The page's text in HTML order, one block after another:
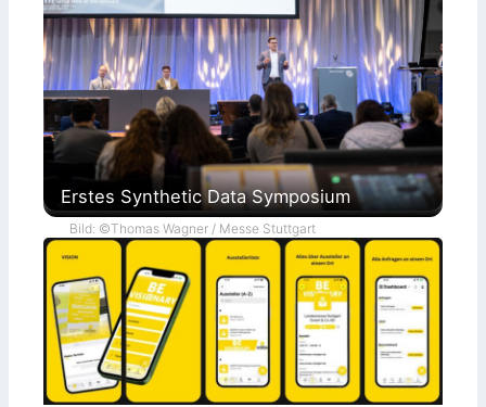
Erstes Synthetic Data Symposium
Bild: ©Thomas Wagner / Messe Stuttgart